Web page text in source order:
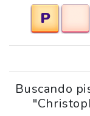
P
Buscando